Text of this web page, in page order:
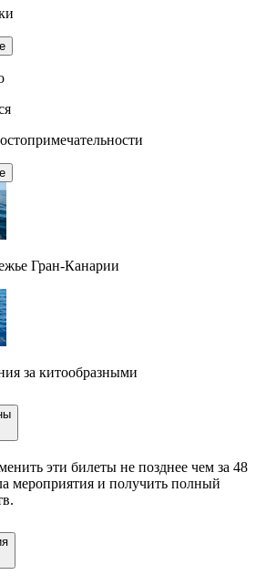
Гран-Канарии
за китообразными
эти билеты не позднее чем за 48
мероприятия и получить полный